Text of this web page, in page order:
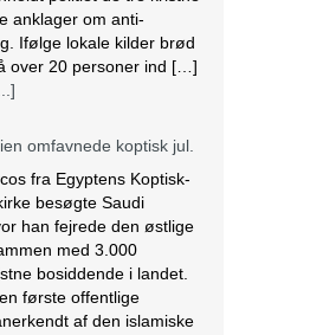
besøgte Saudi
han fejrede den østlige
med 3.000
bosiddende i landet.
første offentlige
hjemsted for
Mekka og
besøgte Saudi
gang i 2012 for at
at […] [Læs mere...]
Costa Rica bliver viet